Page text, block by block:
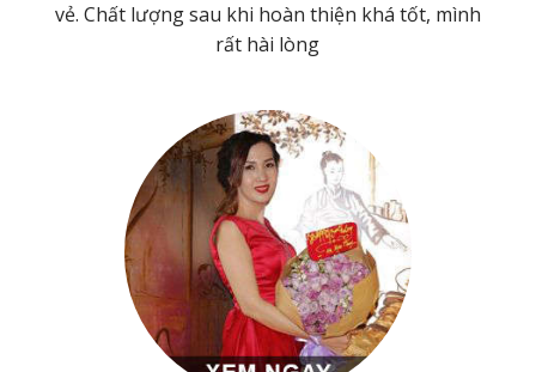
vẻ. Chất lượng sau khi hoàn thiện khá tốt, mình
rất hài lòng